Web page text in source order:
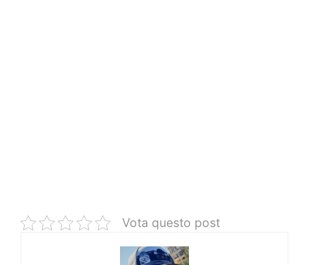
Vota questo post